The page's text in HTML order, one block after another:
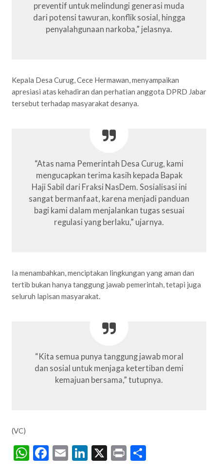
preventif untuk melindungi generasi muda
dari potensi tawuran, konflik sosial, hingga
penyalahgunaan narkoba,” jelasnya.
Kepala Desa Curug, Cece Hermawan, menyampaikan
apresiasi atas kehadiran dan perhatian anggota DPRD Jabar
tersebut terhadap masyarakat desanya.
“Atas nama Pemerintah Desa Curug, kami
mengucapkan terima kasih kepada Bapak
Haji Sabil dari Fraksi NasDem. Sosialisasi ini
sangat bermanfaat, karena menjadi panduan
bagi kami dalam menjalankan tugas sesuai
regulasi yang berlaku,” ujarnya.
Ia menambahkan, menciptakan lingkungan yang aman dan
tertib bukan hanya tanggung jawab pemerintah, tetapi juga
seluruh lapisan masyarakat.
“Kita semua punya tanggung jawab moral
dan sosial untuk menjaga ketertiban demi
kemajuan bersama,” tutupnya.
(VC)
WhatsApp
Facebook
EmailLinkedIn
X Print